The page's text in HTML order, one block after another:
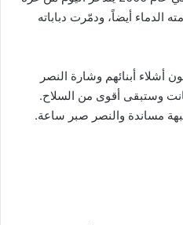
منكسراً. وفي عام 2006 هزمته الدماء أيضاً، ودمّرت دباباته
أشلاء أبنائهم وشارة النصر
وستبقى أقوى من السلاح.
مساندة والنصر صبر ساعة.